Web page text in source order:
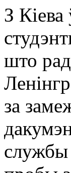
З Кіева
што
за
службы